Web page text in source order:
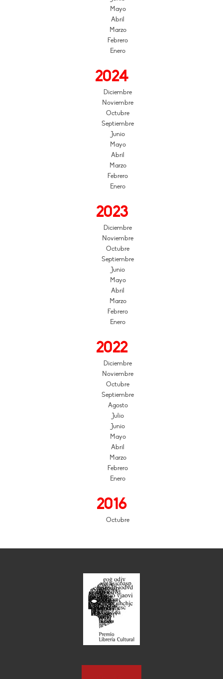
Mayo
Abril
Marzo
Febrero
Enero
2024
Diciembre
Noviembre
Octubre
Septiembre
Junio
Mayo
Abril
Marzo
Febrero
Enero
2023
Diciembre
Noviembre
Octubre
Septiembre
Junio
Mayo
Abril
Marzo
Febrero
Enero
2022
Diciembre
Noviembre
Octubre
Septiembre
Agosto
Julio
Junio
Mayo
Abril
Marzo
Febrero
Enero
2016
Octubre